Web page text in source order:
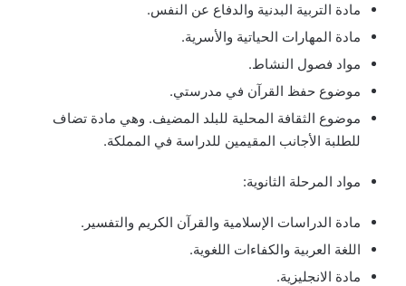
مادة التربية البدنية والدفاع عن النفس.
مادة المهارات الحياتية والأسرية.
مواد فصول النشاط.
موضوع حفظ القرآن في مدرستي.
موضوع الثقافة المحلية للبلد المضيف. وهي مادة تضاف
للطلبة الأجانب المقيمين للدراسة في المملكة.
مواد المرحلة الثانوية:
مادة الدراسات الإسلامية والقرآن الكريم والتفسير.
اللغة العربية والكفاءات اللغوية.
مادة الانجليزية.